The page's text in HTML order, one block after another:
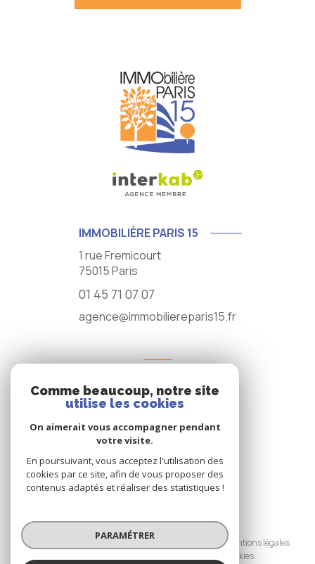
IMMOBILIÈRE PARIS 15
1 rue Fremicourt
75015Paris
01 45 71 07 07
agence@immobiliereparis15.fr
NOUS SUIVRE
© 2026 | Tous droits réservés
Nos honoraires
Nos partenaires
Mentions légales
Cookies
Comme beaucoup, notre site
utilise les cookies
On aimerait vous accompagner pendant
votre visite.
En poursuivant, vous acceptez l'utilisation des
cookies par ce site, afin de vous proposer des
contenus adaptés et réaliser des statistiques !
PARAMÉTRER